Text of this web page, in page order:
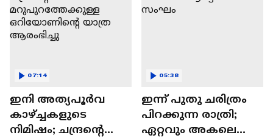
ഇനി അത്യപൂര്‍വ
കാഴ്ച്ചകളുടെ
നിമിഷം; ചന്ദ്രന്റെ
07:14
ഇന്ന് പുതു ചരിത്രം
പിറക്കുന്ന രാത്രി;
ഏറ്റവും അകലെ
05:38